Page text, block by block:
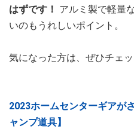
はずです！ アルミ製で軽量
いのもうれしいポイント。
気になった方は、ぜひチェ
2023ホームセンターギアが
ャンプ道具】